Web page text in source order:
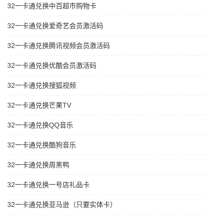
32一卡通兑换中百超市购物卡
32一卡通兑换爱奇艺会员激活码
32一卡通兑换腾讯视频会员激活码
32一卡通兑换优酷会员激活码
32一卡通兑换搜狐视频
32一卡通兑换芒果TV
32一卡通兑换QQ音乐
32一卡通兑换酷狗音乐
32一卡通兑换周黑鸭
32一卡通兑换一号店礼品卡
32一卡通兑换亚马逊（只要实体卡）